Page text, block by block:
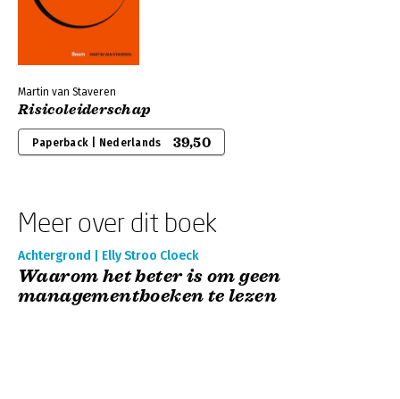
Martin van Staveren
Risicoleiderschap
Paperback | Nederlands 39,50
Meer over dit boek
Achtergrond | Elly Stroo Cloeck
Waarom het beter is om geen
managementboeken te lezen